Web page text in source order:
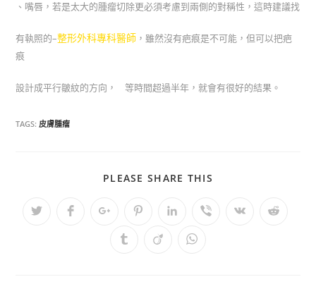
、嘴唇，若是太大的腫瘤切除更必須考慮到兩側的對稱性，這時建議找
有執照的–整形外科專科醫師 ，雖然沒有疤痕是不可能，但可以把疤
痕
設計成平行皺紋的方向， 等時間超過半年，就會有很好的結果。
TAGS:皮膚腫瘤
PLEASE SHARE THIS